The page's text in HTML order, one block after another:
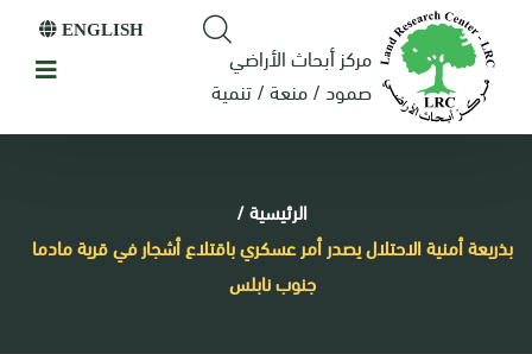
مركز أبحاث الأراضي
صمود / منعة / تنمية
ENGLISH
الرئيسية/
بذريعة أمنية الاحتلال يصدر أمر عسكري باقتلاع أشجار في قرية مادما
جنوب نابلس